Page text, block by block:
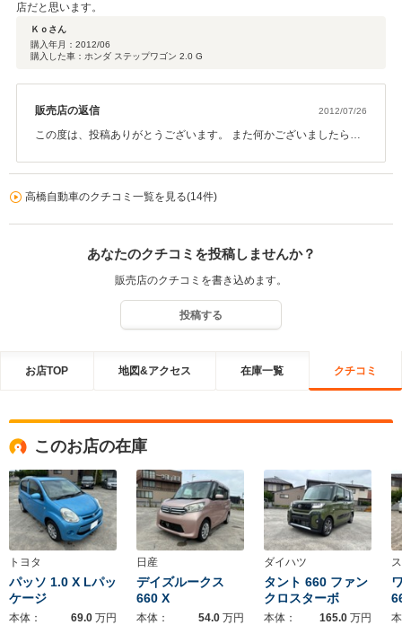
店だと思います。
Ｋｏさん
購入年月： 2012/06
購入した車：ホンダ ステップワゴン 2.0 G
販売店の返信 2012/07/26
この度は、投稿ありがとうございます。 また何かございましたら、
高橋自動車のクチコミ一覧を見る(14件)
あなたのクチコミを投稿しませんか？
販売店のクチコミを書き込めます。
投稿する
お店TOP 地図&アクセス 在庫一覧 クチコミ
このお店の在庫
トヨタ
パッソ 1.0 X Lパッ
ケージ
本体： 69.0 万円
日産
デイズルークス
660 X
本体： 54.0 万円
ダイハツ
タント 660 ファン
クロスターボ
本体： 165.0 万円